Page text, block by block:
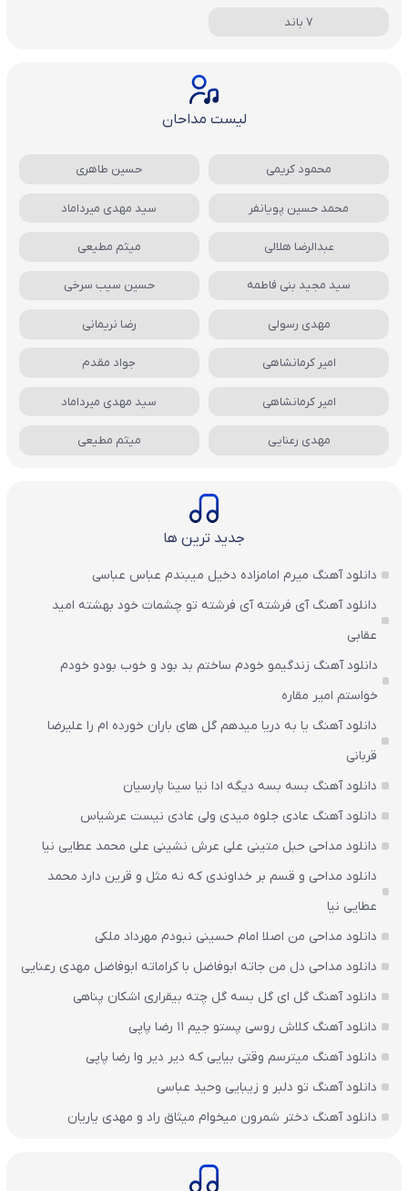
7 باند
لیست مداحان
محمود کریمی حسین طاهری
محمد حسین پویانفر سید مهدی میرداماد
عبدالرضا هلالی میثم مطیعی
سید مجید بنی فاطمه حسین سیب سرخی
مهدی رسولی رضا نریمانی
امیر کرمانشاهی جواد مقدم
امیر کرمانشاهی سید مهدی میرداماد
مهدی رعنایی میثم مطیعی
جدید ترین ها
دانلود آهنگ میرم امامزاده دخیل میبندم عباس عباسی
دانلود آهنگ آی فرشته آی فرشته تو چشمات خود بهشته امید
عقابی
دانلود آهنگ زندگیمو خودم ساختم بد بود و خوب بودو خودم
خواستم امیر مقاره
دانلود آهنگ یا به دریا میدهم گل های باران‌ خورده ام را علیرضا
قربانی
دانلود آهنگ بسه بسه دیگه ادا نیا سینا پارسیان
دانلود آهنگ عادی جلوه میدی ولی عادی نیست عرشیاس
دانلود مداحی حبل متینی علی عرش نشینی علی محمد عطایی نیا
دانلود مداحی و قسم بر خداوندی که نه مثل و قرین دارد محمد
عطایی نیا
دانلود مداحی من اصلا امام حسینی نبودم مهرداد ملکی
دانلود مداحی دل من جاته ابوفاضل با کراماته ابوفاضل مهدی رعنایی
دانلود آهنگ گل ای گل بسه گل چته بیقراری اشکان پناهی
دانلود آهنگ کلاش روسی پستو جیم ۱۱ رضا پاپی
دانلود آهنگ میترسم وقتی بیایی که دیر دیر وا رضا پاپی
دانلود آهنگ تو دلبر و زیبایی وحید عباسی
دانلود آهنگ دختر شمرون میخوام میثاق راد و مهدی یاریان